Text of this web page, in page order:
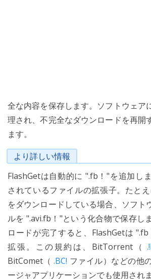
全な内容を保存します。ソフトウェア
理され、不完全なダウンロードを再開
ます。
より詳しい情報
FlashGetは自動的に ".fb！"を追加し
されているファイルの拡張子。たとえ
をダウンロードしている場合、ソフト
ルを ".avi.fb！"という化合物で保存し
ロードが完了すると、FlashGetは ".fb
拡張。この規約は、BitTorrent（
BitComet（.BC! ファイル）などの他
ージャアプリケーションでも使用されま